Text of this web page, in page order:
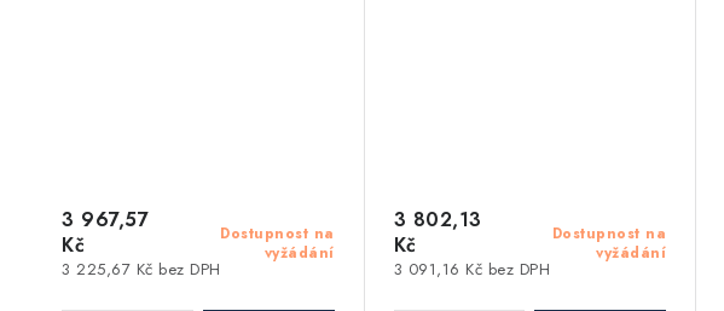
Dostupnost na
vyžádání
3 225,67 Kč bez DPH
3 967,57
Kč
Dostupnost na
vyžádání
3 091,16 Kč bez DPH
3 802,13
Kč